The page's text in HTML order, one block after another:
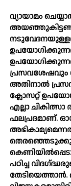
വ്യായാമം
പ്രസവശേഷവും
അതിനാല്‍
ക്ലോസറ്റ്‌
എല്ലാ
ഫലപ്രദമാണ്‌.
പഠിച്ച